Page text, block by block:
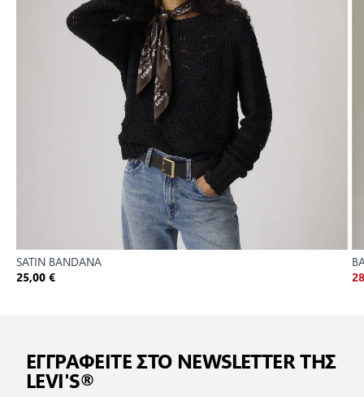
SATIN BANDANA
25,00 €
ΕΓΓΡΑΦΕΙΤΕ ΣΤΟ NEWSLETTER ΤΗΣ
LEVI'S®